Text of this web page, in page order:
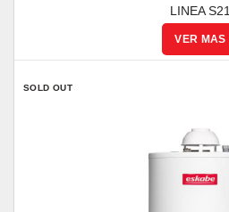
LINEA S21
SOLD OUT